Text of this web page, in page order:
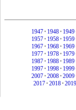
1947• 1948• 1949
1957• 1958• 1959
1967• 1968• 1969
1977• 1978• 1979
1987• 1988• 1989
1997• 1998• 1999
2007•2008•2009
2017•2018•2019